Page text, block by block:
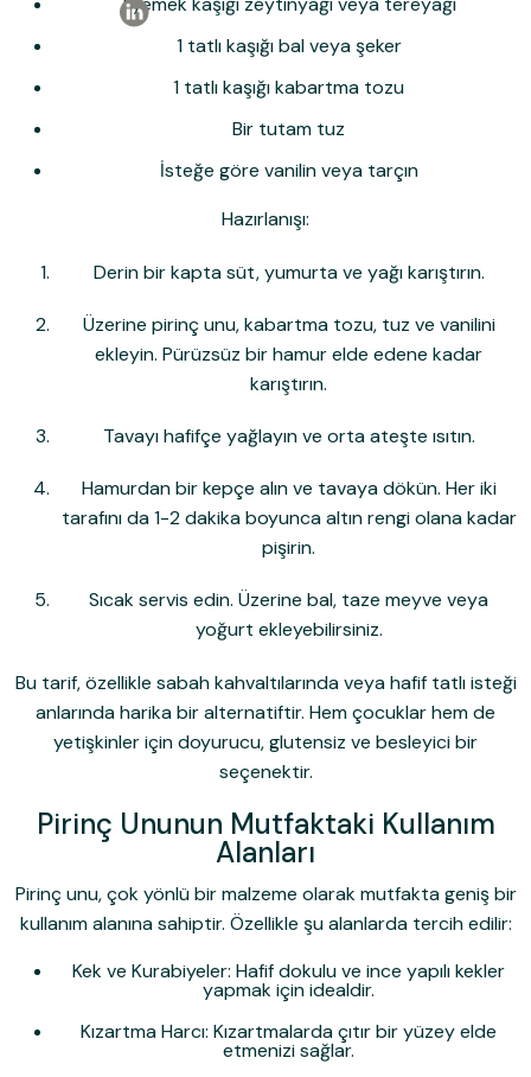
1 tatlı kaşığı bal veya şeker
1 tatlı kaşığı kabartma tozu
Bir tutam tuz
İsteğe göre vanilin veya tarçın
Hazırlanışı:
Derin bir kapta süt, yumurta ve yağı karıştırın.
Üzerine pirinç unu, kabartma tozu, tuz ve vanilini
ekleyin. Pürüzsüz bir hamur elde edene kadar
karıştırın.
Tavayı hafifçe yağlayın ve orta ateşte ısıtın.
Hamurdan bir kepçe alın ve tavaya dökün. Her iki
tarafını da 1-2 dakika boyunca altın rengi olana kadar
pişirin.
Sıcak servis edin. Üzerine bal, taze meyve veya
yoğurt ekleyebilirsiniz.
Bu tarif, özellikle sabah kahvaltılarında veya hafif tatlı isteği
anlarında harika bir alternatiftir. Hem çocuklar hem de
yetişkinler için doyurucu, glutensiz ve besleyici bir
seçenektir.
Pirinç Ununun Mutfaktaki Kullanım
Alanları
Pirinç unu, çok yönlü bir malzeme olarak mutfakta geniş bir
kullanım alanına sahiptir. Özellikle şu alanlarda tercih edilir:
Kek ve Kurabiyeler: Hafif dokulu ve ince yapılı kekler
yapmak için idealdir.
Kızartma Harcı: Kızartmalarda çıtır bir yüzey elde
etmenizi sağlar.